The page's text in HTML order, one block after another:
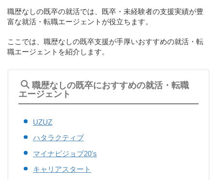
職歴なしの既卒の就活では、既卒・未経験者の支援実績が豊
富な就活・転職エージェントが役立ちます。
ここでは、職歴なしの既卒支援が手厚いおすすめの就活・転
職エージェントを紹介します。
職歴なしの既卒におすすめの就活・転職
エージェント
UZUZ
ハタラクティブ
マイナビジョブ20's
キャリアスタート